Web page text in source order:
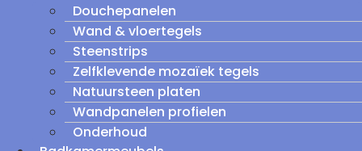
Douchepanelen
Wand & vloertegels
Steenstrips
Zelfklevende mozaïek tegels
Natuursteen platen
Wandpanelen profielen
Onderhoud